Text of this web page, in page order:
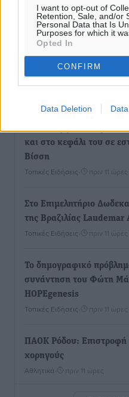
I want to opt-out of
Retention, Sale, and/or
Personal Data that Is
Purposes for which it
Opted In
CONFIRM
Data Deletion
Έτος – ορόσημο το 2025
Ελλάδα
Ειδήσεις• πριν 10 ώρες
Ο.Φ. Ιστρίου: Καρέ
και στο κεφάλι του σε
Βίσση
Τοπικές Ειδήσεις πριν 11 ώρες
Στο Επιμελητήριο
της Βραζιλίας Laudemar
Τοπικές Ειδήσεις πριν 11 ώρες
To δημογραφικό
συνάντηση του Φώτη
HOPEgenesis
Τοπικές Ειδήσεις πριν 11 ώρες
ΠΑΟΚ Ρόδου: Επιστροφή
χορηγούς
Αθλητικά πριν 11 ώρες